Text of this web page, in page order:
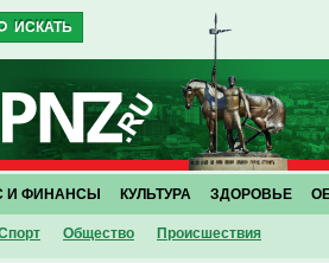
Общество Проиcшествия
И ФИНАНСЫ КУЛЬТУРА ЗДОРОВЬЕ